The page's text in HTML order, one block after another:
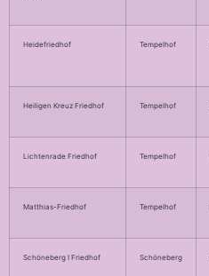
Heidefriedhof Tempelhof
Heiligen Kreuz Friedhof Tempelhof
Lichtenrade Friedhof Tempelhof
Matthias-Friedhof Tempelhof
Schöneberg I Friedhof Schöneberg